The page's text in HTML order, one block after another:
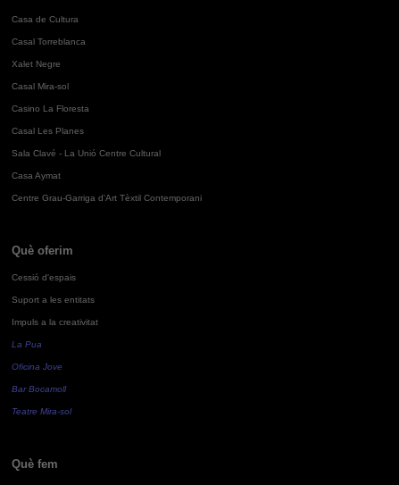
Casa de Cultura
Casal Torreblanca
Xalet Negre
Casal Mira-sol
Casino La Floresta
Casal Les Planes
Sala Clavé - La Unió Centre Cultural
Casa Aymat
Centre Grau-Garriga d'Art Tèxtil Contemporani
Què oferim
Cessió d'espais
Suport a les entitats
Impuls a la creativitat
La Pua
Oficina Jove
Bar Bocamoll
Teatre Mira-sol
Què fem